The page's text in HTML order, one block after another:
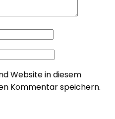
Website in diesem
Kommentar speichern.